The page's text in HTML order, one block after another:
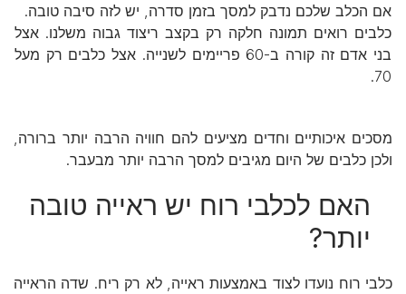
אם הכלב שלכם נדבק למסך בזמן סדרה, יש לזה סיבה טובה.
כלבים רואים תמונה חלקה רק בקצב ריצוד גבוה משלנו. אצל
בני אדם זה קורה ב-60 פריימים לשנייה. אצל כלבים רק מעל
70.
מסכים איכותיים וחדים מציעים להם חוויה הרבה יותר ברורה,
ולכן כלבים של היום מגיבים למסך הרבה יותר מבעבר.
האם לכלבי רוח יש ראייה טובה
יותר?
כלבי רוח נועדו לצוד באמצעות ראייה, לא רק ריח. שדה הראייה